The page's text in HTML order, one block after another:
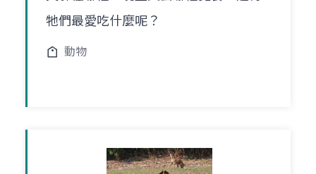
牠們最愛吃什麼呢？
動物